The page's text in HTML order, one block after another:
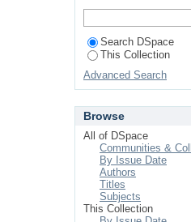
Search DSpace
This Collection
Advanced Search
Browse
All of DSpace
Communities &
By Issue Date
Authors
Titles
Subjects
This Collection